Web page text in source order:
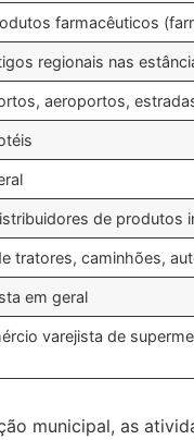
farmacêuticos
regionais nas
aeroportos,
de produtos
tratores, caminhões,
em geral
varejista de
municipal, as